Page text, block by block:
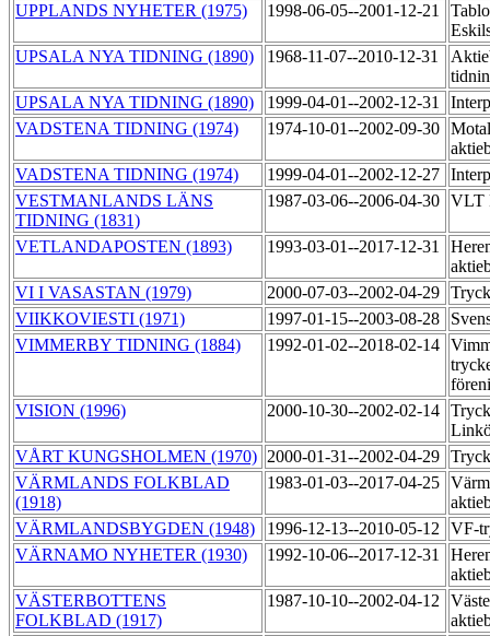
UPPLANDS NYHETER (1975)
1998-06-05--2001-12-21
UPSALA NYA TIDNING (1890)
1968-11-07--2010-12-31
UPSALA NYA TIDNING (1890)
1999-04-01--2002-12-31
VADSTENA TIDNING (1974)
1974-10-01--2002-09-30
VADSTENA TIDNING (1974)
1999-04-01--2002-12-27
VESTMANLANDS LÄNS
TIDNING (1831)
1987-03-06--2006-04-30 VLT
VETLANDAPOSTEN (1893) 1993-03-01--2017-12-31
VI I VASASTAN (1979)
2000-07-03--2002-04-29
VIIKKOVIESTI (1971)
1997-01-15--2003-08-28
VIMMERBY TIDNING (1884)
1992-01-02--2018-02-14
VISION (1996)
2000-10-30--2002-02-14
VÅRT KUNGSHOLMEN (1970) 2000-01-31--2002-04-29
VÄRMLANDS FOLKBLAD
(1918)
1983-01-03--2017-04-25
VÄRMLANDSBYGDEN (1948)
1996-12-13--2010-05-12
VF-
VÄRNAMO NYHETER (1930)
1992-10-06--2017-12-31
VÄSTERBOTTENS
FOLKBLAD (1917)
1987-10-10--2002-04-12